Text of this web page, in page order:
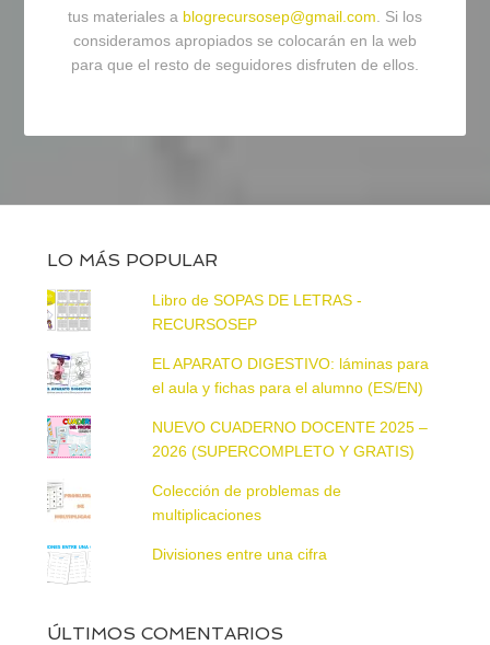
tus materiales a blogrecursosep@gmail.com. Si los
consideramos apropiados se colocarán en la web
para que el resto de seguidores disfruten de ellos.
LO MÁS POPULAR
Libro de SOPAS DE LETRAS -
RECURSOSEP
EL APARATO DIGESTIVO: láminas para
el aula y fichas para el alumno (ES/EN)
NUEVO CUADERNO DOCENTE 2025 –
2026 (SUPERCOMPLETO Y GRATIS)
Colección de problemas de
multiplicaciones
Divisiones entre una cifra
ÚLTIMOS COMENTARIOS